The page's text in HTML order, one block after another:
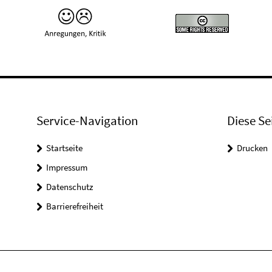
Service-Navigation
Startseite
Impressum
Datenschutz
Barrierefreiheit
Diese
Drucken